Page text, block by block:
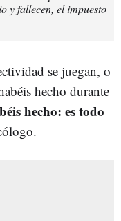
y fallecen, el impuesto
se juegan, o
hecho durante
hecho: es todo